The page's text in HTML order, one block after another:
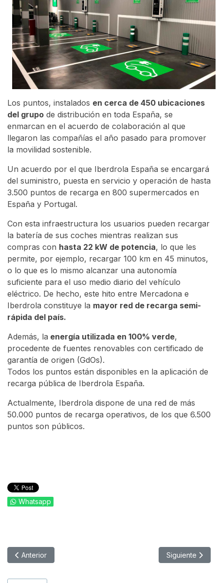
Los puntos, instalados en cerca de 450 ubicaciones
del grupo de distribución en toda España, se
enmarcan en el acuerdo de colaboración al que
llegaron las compañías el año pasado para promover
la movilidad sostenible.
Un acuerdo por el que Iberdrola España se encargará
del suministro, puesta en servicio y operación de hasta
3.500 puntos de recarga en 800 supermercados en
España y Portugal.
Con esta infraestructura los usuarios pueden recargar
la batería de sus coches mientras realizan sus
compras con hasta 22 kW de potencia, lo que les
permite, por ejemplo, recargar 100 km en 45 minutos,
o lo que es lo mismo alcanzar una autonomía
suficiente para el uso medio diario del vehículo
eléctrico. De hecho, este hito entre Mercadona e
Iberdrola constituye la mayor red de recarga semi-
rápida del país.
Además, la energía utilizada en 100% verde,
procedente de fuentes renovables con certificado de
garantía de origen (GdOs).
Todos los puntos están disponibles en la aplicación de
recarga pública de Iberdrola España.
Actualmente, Iberdrola dispone de una red de más
50.000 puntos de recarga operativos, de los que 6.500
puntos son públicos.
Whatsapp
Artículo anterior: Traxall International completa la adquisición
Anterior Artículo
Siguiente